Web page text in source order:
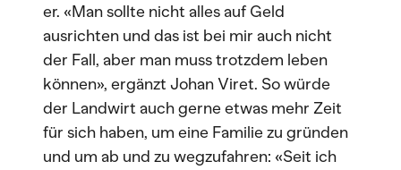
er. «Man sollte nicht alles auf Geld
ausrichten und das ist bei mir auch nicht
der Fall, aber man muss trotzdem leben
können», ergänzt Johan Viret. So würde
der Landwirt auch gerne etwas mehr Zeit
für sich haben, um eine Familie zu gründen
und um ab und zu wegzufahren: «Seit ich